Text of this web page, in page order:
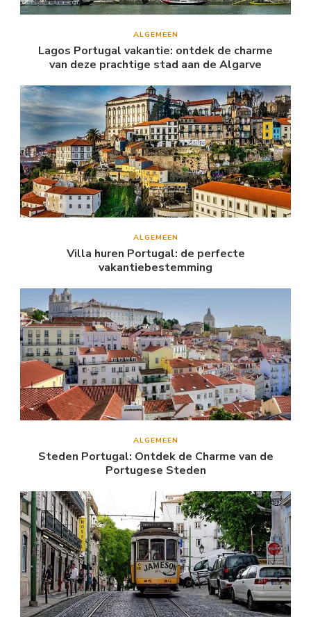
ALGEMEEN
Lagos Portugal vakantie: ontdek de charme
van deze prachtige stad aan de Algarve
ALGEMEEN
Villa huren Portugal: de perfecte
vakantiebestemming
ALGEMEEN
Steden Portugal: Ontdek de Charme van de
Portugese Steden